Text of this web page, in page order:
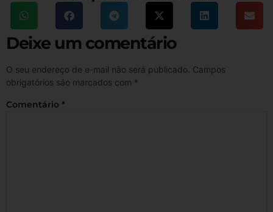
Deixe um comentário
O seu endereço de e-mail não será publicado. Campos
obrigatórios são marcados com *
Comentário *